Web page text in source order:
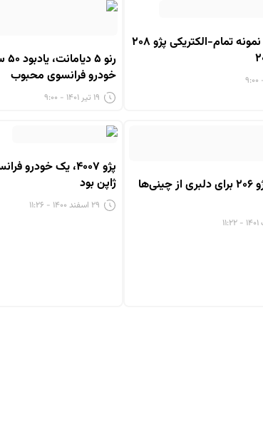
به‌روز رسانی نمونه تمام-الکتریکی پژو ۲۰۸
خودرو فرانسوی محبوب
۱۹ تیر ۱۴۰۱ - ۹:۰۰
این همزاد پژو ۲۰۶ برای دلبری از چینی‌ها
پژو ۴۰۰۷، یک
ژاپن بود
۲۹ اسفند ۱۴۰۰ - ۱۱:۲۶